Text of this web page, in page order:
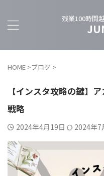
残業100時間
HOME >ブログ >
【インスタ攻略の鍵】
戦略
2024年4月19日 2024年7